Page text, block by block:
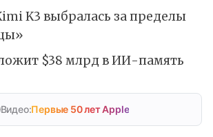
K3 выбралась за пределы
$38 млрд в ИИ-память
Видео:Первые 50 лет Apple